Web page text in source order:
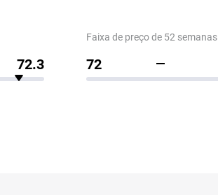
Faixa de preço de 52 semanas
72.3 72